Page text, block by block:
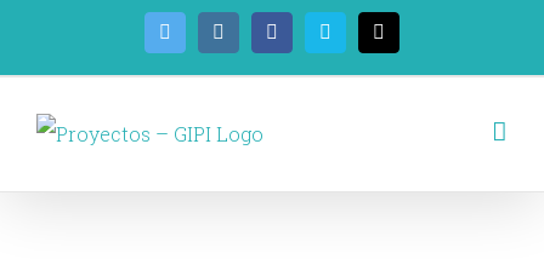
Twitter InstagramFacebookVimeo
electrónico